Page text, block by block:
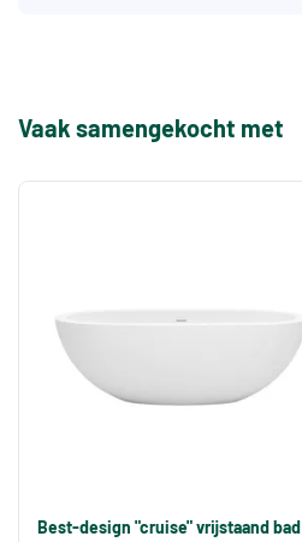
Vaak samengekocht met
Best-design "cruise" vrijstaand bad